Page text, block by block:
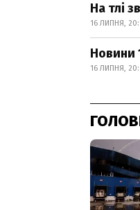
На тлі
16 ЛИПНЯ,
Новини
16 ЛИПНЯ,